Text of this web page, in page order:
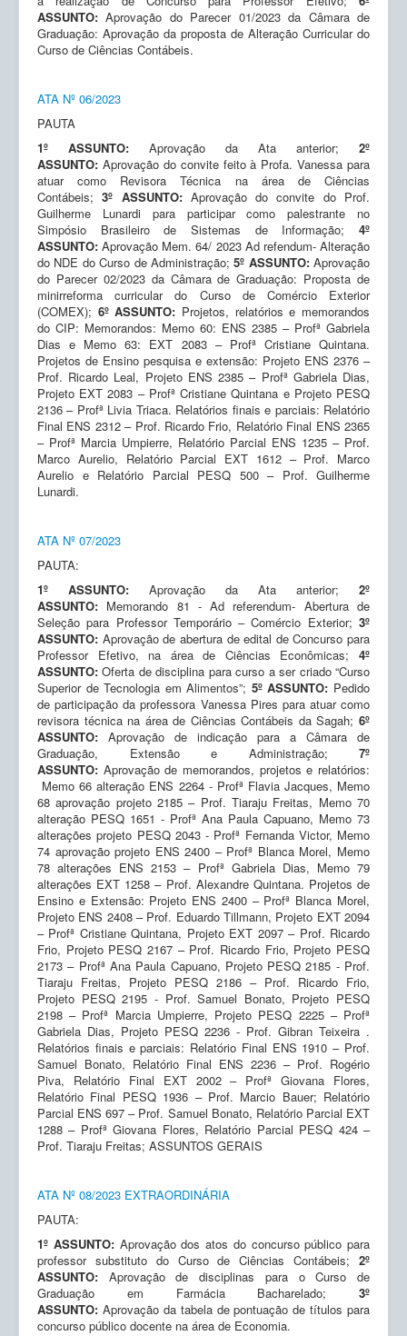
ASSUNTO:Aprovação do Parecer 01/2023 da Câmara de
Graduação: Aprovação da proposta de Alteração Curricular do
Curso de Ciências Contábeis.
ATA Nº 06/2023
PAUTA
1º ASSUNTO: Aprovação da Ata anterior; 2º
ASSUNTO: Aprovação do convite feito à Profa. Vanessa para
atuar como Revisora Técnica na área de Ciências
Contábeis;3º ASSUNTO: Aprovação do convite do Prof.
Guilherme Lunardi para participar como palestrante no
Simpósio Brasileiro de Sistemas de Informação; 4º
ASSUNTO:Aprovação Mem. 64/ 2023 Ad refendum- Alteração
do NDE do Curso de Administração;5º ASSUNTO: Aprovação
do Parecer 02/2023 da Câmara de Graduação: Proposta de
minirreforma curricular do Curso de Comércio Exterior
(COMEX); 6º ASSUNTO: Projetos, relatórios e memorandos
do CIP: Memorandos: Memo 60: ENS 2385 – Profª Gabriela
Dias e Memo 63: EXT 2083 – Profª Cristiane Quintana.
Projetos de Ensino pesquisa e extensão: Projeto ENS 2376 –
Prof. Ricardo Leal, Projeto ENS 2385 – Profª Gabriela Dias,
Projeto EXT 2083 – Profª Cristiane Quintana e Projeto PESQ
2136 – Profª Livia Triaca. Relatórios finais e parciais: Relatório
Final ENS 2312 – Prof. Ricardo Frio, Relatório Final ENS 2365
– Profª Marcia Umpierre, Relatório Parcial ENS 1235 – Prof.
Marco Aurelio, Relatório Parcial EXT 1612 – Prof. Marco
Aurelio e Relatório Parcial PESQ 500 – Prof. Guilherme
Lunardi.
ATA Nº 07/2023
PAUTA:
1º ASSUNTO: Aprovação da Ata anterior; 2º
ASSUNTO: Memorando 81 - Ad referendum- Abertura de
Seleção para Professor Temporário – Comércio Exterior; 3º
ASSUNTO: Aprovação de abertura de edital de Concurso para
Professor Efetivo, na área de Ciências Econômicas; 4º
ASSUNTO:Oferta de disciplina para curso a ser criado “Curso
Superior de Tecnologia em Alimentos”; 5º ASSUNTO: Pedido
de participação da professora Vanessa Pires para atuar como
revisora técnica na área de Ciências Contábeis da Sagah; 6º
ASSUNTO: Aprovação de indicação para a Câmara de
Graduação, Extensão e Administração; 7º
ASSUNTO: Aprovação de memorandos, projetos e relatórios:
Memo 66 alteração ENS 2264 - Profª Flavia Jacques, Memo
68 aprovação projeto 2185 – Prof. Tiaraju Freitas, Memo 70
alteração PESQ 1651 - Profª Ana Paula Capuano, Memo 73
alterações projeto PESQ 2043 - Profª Fernanda Victor, Memo
74 aprovação projeto ENS 2400 – Profª Blanca Morel, Memo
78 alterações ENS 2153 – Profª Gabriela Dias, Memo 79
alterações EXT 1258 – Prof. Alexandre Quintana. Projetos de
Ensino e Extensão: Projeto ENS 2400 – Profª Blanca Morel,
Projeto ENS 2408 – Prof. Eduardo Tillmann, Projeto EXT 2094
– Profª Cristiane Quintana, Projeto EXT 2097 – Prof. Ricardo
Frio, Projeto PESQ 2167 – Prof. Ricardo Frio, Projeto PESQ
2173 – Profª Ana Paula Capuano, Projeto PESQ 2185 - Prof.
Tiaraju Freitas, Projeto PESQ 2186 – Prof. Ricardo Frio,
Projeto PESQ 2195 - Prof. Samuel Bonato, Projeto PESQ
2198 – Profª Marcia Umpierre, Projeto PESQ 2225 – Profª
Gabriela Dias, Projeto PESQ 2236 - Prof. Gibran Teixeira .
Relatórios finais e parciais: Relatório Final ENS 1910 – Prof.
Samuel Bonato, Relatório Final ENS 2236 – Prof. Rogério
Piva, Relatório Final EXT 2002 – Profª Giovana Flores,
Relatório Final PESQ 1936 – Prof. Marcio Bauer; Relatório
Parcial ENS 697 – Prof. Samuel Bonato, Relatório Parcial EXT
1288 – Profª Giovana Flores, Relatório Parcial PESQ 424 –
Prof. Tiaraju Freitas; ASSUNTOS GERAIS
ATA Nº 08/2023 EXTRAORDINÁRIA
PAUTA:
1º ASSUNTO: Aprovação dos atos do concurso público para
professor substituto do Curso de Ciências Contábeis; 2º
ASSUNTO: Aprovação de disciplinas para o Curso de
Graduação em Farmácia Bacharelado; 3º
ASSUNTO: Aprovação da tabela de pontuação de títulos para
concurso público docente na área de Economia.